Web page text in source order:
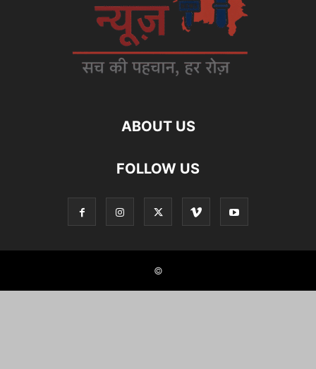
ABOUT US
FOLLOW US
©